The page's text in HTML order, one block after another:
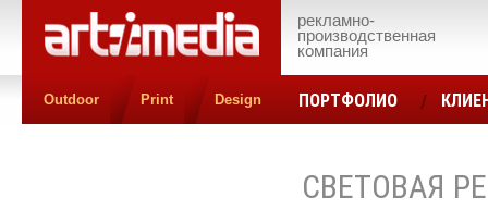
рекламно-
производственная
компания
Outdoor Print Design ПОРТФОЛИО
СВЕТОВАЯ